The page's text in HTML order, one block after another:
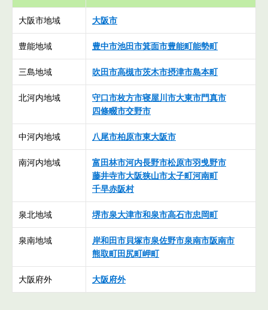
大阪市地域 大阪市
豊能地域 豊中市池田市箕面市豊能町能勢町
三島地域 吹田市高槻市茨木市摂津市島本町
北河内地域 守口市枚方市寝屋川市大東市門真市
四條畷市交野市
中河内地域 八尾市柏原市東大阪市
南河内地域 富田林市河内長野市松原市羽曵野市
藤井寺市大阪狭山市太子町河南町
千早赤阪村
泉北地域 堺市泉大津市和泉市高石市忠岡町
泉南地域 岸和田市貝塚市泉佐野市泉南市阪南市
熊取町田尻町岬町
大阪府外 大阪府外